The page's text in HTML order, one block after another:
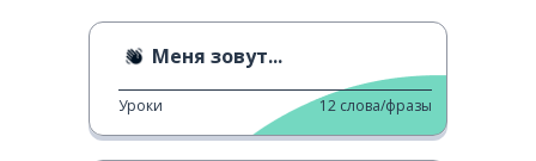
Меня зовут...
Уроки 12 слова/фразы